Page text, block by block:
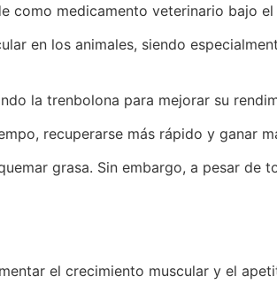
como medicamento veterinario bajo el
en los animales, siendo
la trenbolona para mejorar su
recuperarse más rápido y ganar
grasa. Sin embargo, a pesar de
el crecimiento muscular y el